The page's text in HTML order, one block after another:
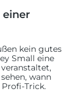
einer
kein gutes
Small eine
wann
Trick.